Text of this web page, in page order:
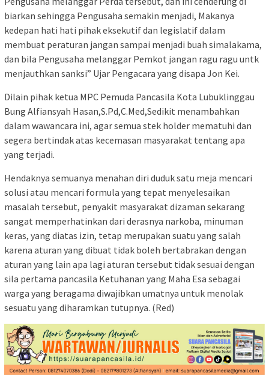
biarkan sehingga Pengusaha semakin menjadi, Makanya
kedepan hati hati pihak eksekutif dan legislatif dalam
membuat peraturan jangan sampai menjadi buah simalakama,
dan bila Pengusaha melanggar Pemkot jangan ragu ragu untk
menjauthkan sanksi” Ujar Pengacara yang disapa Jon Kei.
Dilain pihak ketua MPC Pemuda Pancasila Kota Lubuklinggau
Bung Alfiansyah Hasan,S.Pd,C.Med,Sedikit menambahkan
dalam wawancara ini, agar semua stek holder mematuhi dan
segera bertindak atas kecemasan masyarakat tentang apa
yang terjadi.
Hendaknya semuanya menahan diri duduk satu meja mencari
solusi atau mencari formula yang tepat menyelesaikan
masalah tersebut, penyakit masyarakat dizaman sekarang
sangat memperhatinkan dari derasnya narkoba, minuman
keras, yang diatas izin, tetap merupakan suatu yang salah
karena aturan yang dibuat tidak boleh bertabrakan dengan
aturan yang lain apa lagi aturan tersebut tidak sesuai dengan
sila pertama pancasila Ketuhanan yang Maha Esa sebagai
warga yang beragama diwajibkan umatnya untuk menolak
sesuatu yang diharamkan tutupnya. (Red)